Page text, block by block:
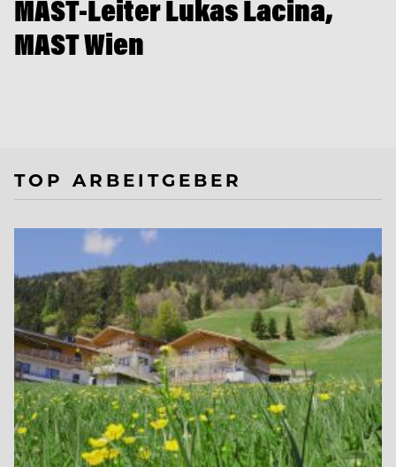
MAST-Leiter Lukas Lacina,
MAST Wien
TOP ARBEITGEBER